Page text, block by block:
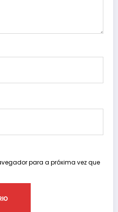
para a próxima vez que